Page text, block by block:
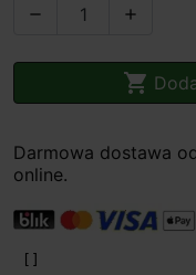
 

Darmowa dostawa
online.